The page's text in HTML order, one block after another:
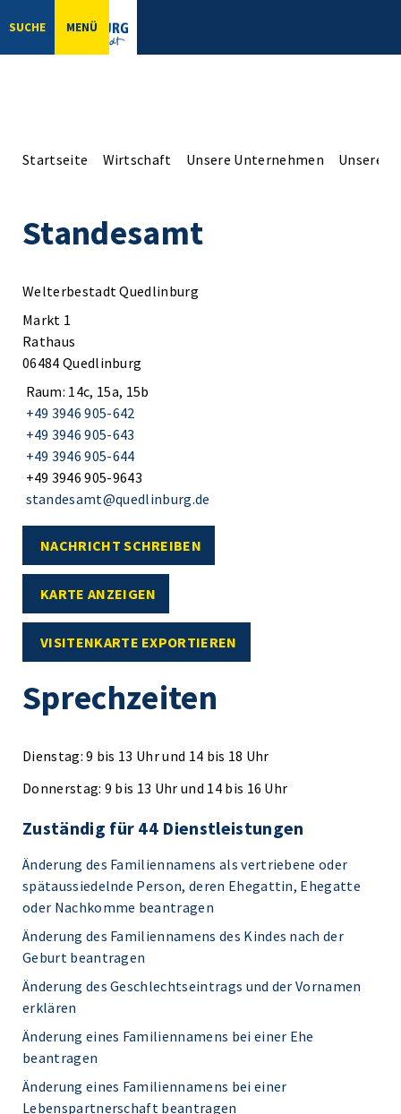
SUCHE MENÜ
Startseite Wirtschaft Unsere Unternehmen Unsere
Standesamt
Welterbestadt Quedlinburg
Markt 1
Rathaus
06484 Quedlinburg
Raum: 14c, 15a, 15b
+49 3946 905-642
+49 3946 905-643
+49 3946 905-644
+49 3946 905-9643
standesamt@quedlinburg.de
NACHRICHT SCHREIBEN
KARTE ANZEIGEN
VISITENKARTE EXPORTIEREN
Sprechzeiten
Dienstag: 9 bis 13 Uhr und 14 bis 18 Uhr
Donnerstag: 9 bis 13 Uhr und 14 bis 16 Uhr
Zuständig für 44 Dienstleistungen
Änderung des Familiennamens als vertriebene oder
spätaussiedelnde Person, deren Ehegattin, Ehegatte
oder Nachkomme beantragen
Änderung des Familiennamens des Kindes nach der
Geburt beantragen
Änderung des Geschlechtseintrags und der Vornamen
erklären
Änderung eines Familiennamens bei einer Ehe
beantragen
Änderung eines Familiennamens bei einer
Lebenspartnerschaft beantragen